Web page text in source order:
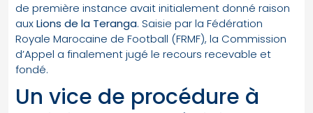
de première instance avait initialement donné raison
auxLions de la Teranga. Saisie par la Fédération
Royale Marocaine de Football (FRMF), la Commission
d’Appel a finalement jugé le recours recevable et
fondé.
Un vice de procédure à